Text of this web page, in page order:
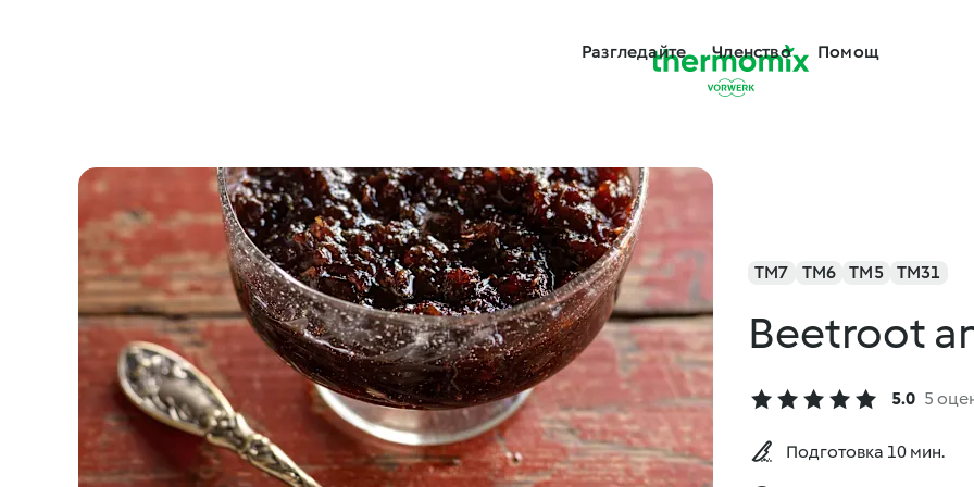
Разгледайте Членство Помощ
TM7 TM6 TM5 TM31
Beetroot
5.0 5
Подготовка 10 мин.